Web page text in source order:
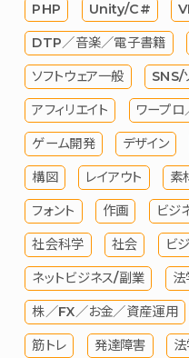
PHP Unity/C#
DTP／音楽／電子書籍
ソフトウェア一般 SNS/
アフィリエイト ワープロ
ゲーム開発 デザイン
構図 レイアウト 素
フォント 作画 ビジ
社会科学 社会 ビ
ネットビジネス/副業 法
株／FX／お金／資産運用
筋トレ 発達障害